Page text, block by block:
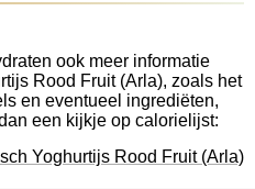
ook meer informatie
Rood Fruit (Arla), zoals het
en eventueel ingrediëten,
een kijkje op calorielijst:
Yoghurtijs Rood Fruit (Arla)